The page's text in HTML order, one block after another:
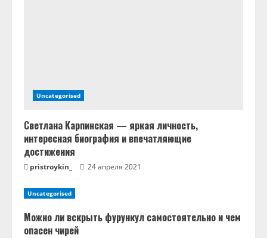
Uncategorised
Светлана Карпинская — яркая личность,
интересная биография и впечатляющие
достижения
pristroykin_ 24 апреля 2021
Uncategorised
Можно ли вскрыть фурункул самостоятельно и чем
опасен чирей